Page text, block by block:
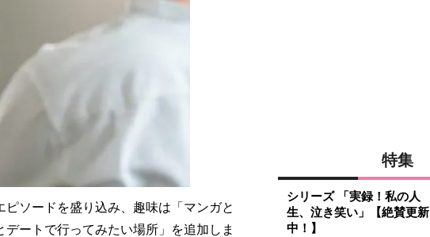
ソードを盛り込み、趣味は「マンガと
ートで行ってみたい場所」を追加しま
特集
シリーズ 「実録！私の人
生、泣き笑い」【絶賛更新
中！】